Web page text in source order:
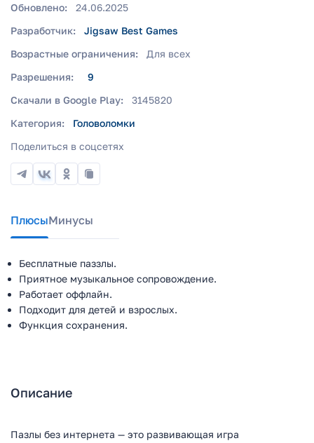
Обновлено:
24.06.2025
Разработчик:
Jigsaw Best Games
Возрастные ограничения:
Для всех
Разрешения:
9
Скачали в Google Play:
3145820
Категория:
Головоломки
Поделиться в соцсетях
ПлюсыМинусы
Бесплатные паззлы.
Приятное музыкальное сопровождение.
Работает оффлайн.
Подходит для детей и взрослых.
Функция сохранения.
Описание
Пазлы без интернета — это развивающая игра